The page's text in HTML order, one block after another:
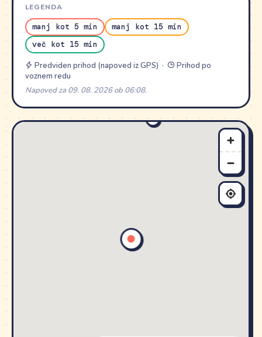
LEGENDA
manj kot 5 min
manj kot 15 min
več kot 15 min
Predviden prihod (napoved iz GPS) ·
Prihod po
voznem redu
Napoved za 09. 08. 2026 ob 06:08.